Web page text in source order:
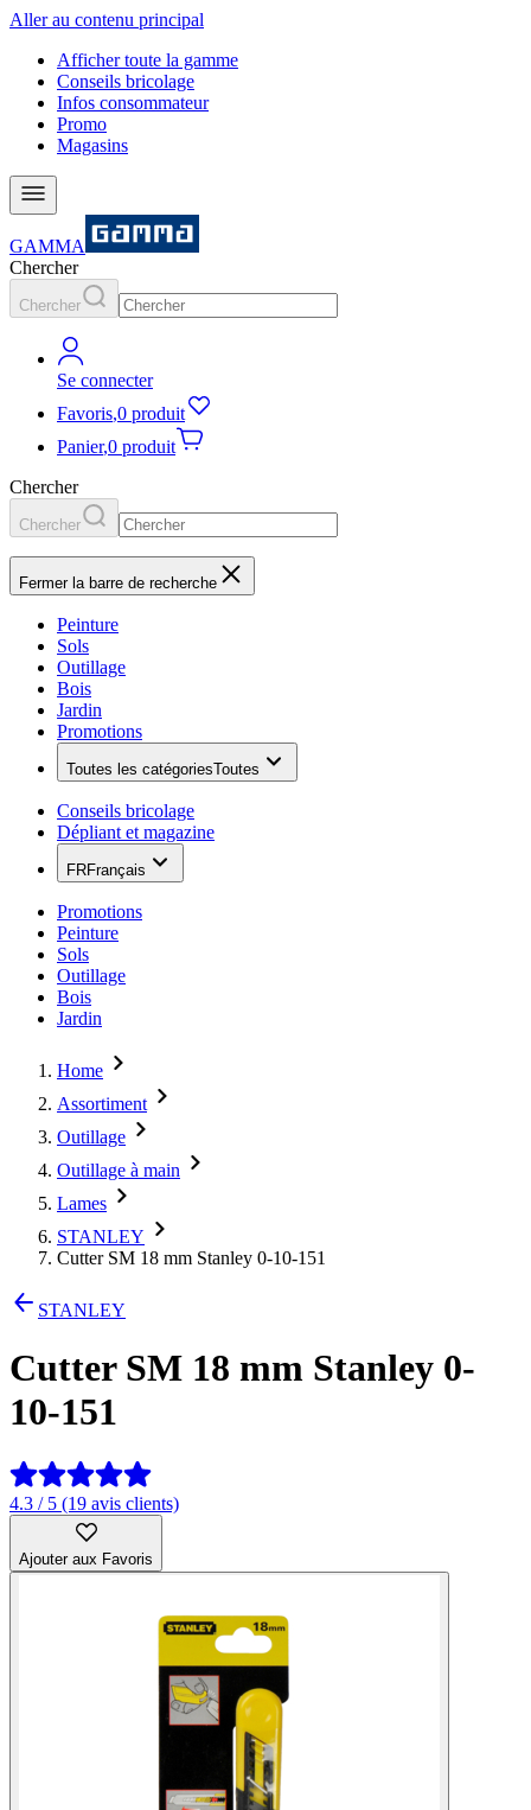
Aller au contenu principal
Afficher toute la gamme
Conseils bricolage
Infos consommateur
Promo
Magasins
GAMMA
Chercher
Chercher
Se connecter
Favoris,0 produit
Panier,0 produit
Chercher
Chercher
Fermer la barre de recherche
Peinture
Sols
Outillage
Bois
Jardin
Promotions
Toutes les catégoriesToutes
Conseils bricolage
Dépliant et magazine
FRFrançais
Promotions
Peinture
Sols
Outillage
Bois
Jardin
Home
Assortiment
Outillage
Outillage à main
Lames
STANLEY
Cutter SM 18 mm Stanley 0-10-151
STANLEY
Cutter SM 18 mm Stanley 0-
10-151
4.3 / 5 (19 avis clients)
Ajouter aux Favoris